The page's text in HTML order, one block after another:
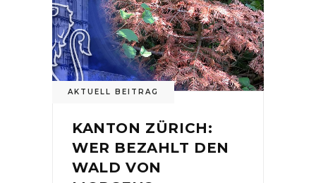
AKTUELL BEITRAG
KANTON ZÜRICH:
WER BEZAHLT DEN
WALD VON